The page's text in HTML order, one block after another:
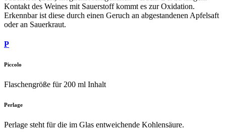
Kontakt des Weines mit Sauerstoff kommt es zur Oxidation.
Erkennbar ist diese durch einen Geruch an abgestandenen Apfelsaft
oder an Sauerkraut.
P
Piccolo
Flaschengröße für 200 ml Inhalt
Perlage
Perlage steht für die im Glas entweichende Kohlensäure.